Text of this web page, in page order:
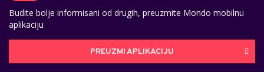
Budite bolje informisani od drugih, preuzmite Mondo mobilnu
aplikaciju
PREUZMI APLIKACIJU